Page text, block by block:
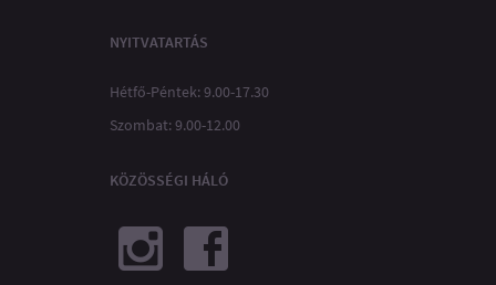
NYITVATARTÁS
Hétfő-Péntek: 9.00-17.30
Szombat: 9.00-12.00
KÖZÖSSÉGI HÁLÓ